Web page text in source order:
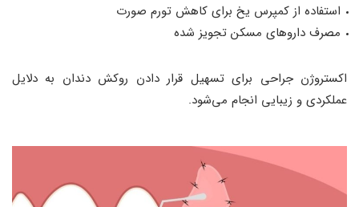
استفاده از کمپرس یخ برای کاهش تورم صورت
مصرف داروهای مسکن تجویز شده
اکستروژن جراحی برای تسهیل قرار دادن روکش دندان به دلایل
عملکردی و زیبایی انجام می‌شود.